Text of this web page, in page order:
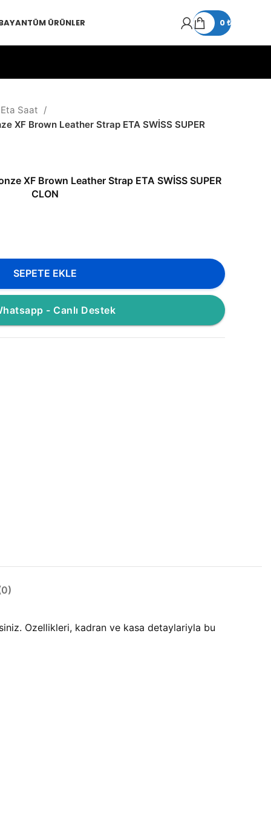
TÜM ÜRÜNLER 0₺
Saat
XF Brown Leather Strap ETA SWİSS SUPER
XF Brown Leather Strap ETA SWİSS SUPER
CLON
SEPETE EKLE
- Canlı Destek
Ozellikleri, kadran ve kasa detaylariyla bu